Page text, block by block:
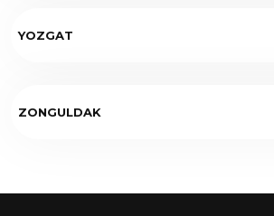
YOZGAT
ZONGULDAK